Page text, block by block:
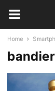
Home